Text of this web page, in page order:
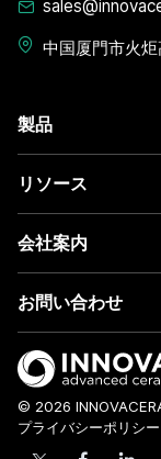
製品
リソース
会社案内
お問い合わせ
中国厦門市火
© 2026
プライバシーポリシー